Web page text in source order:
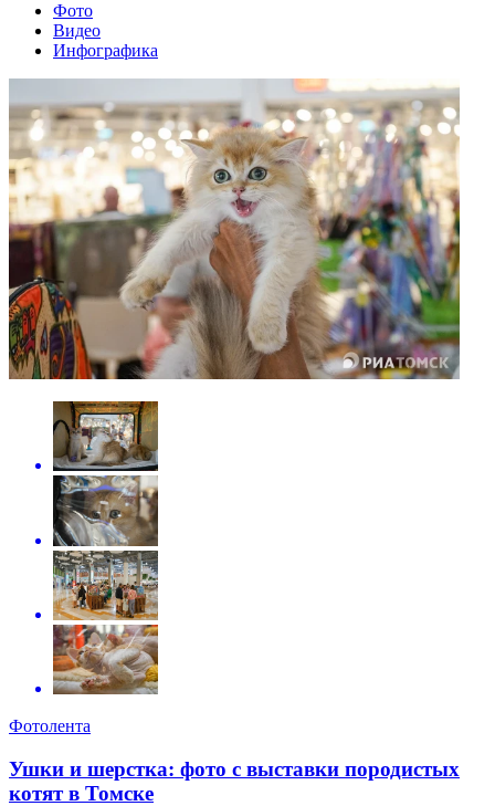
Фото
Видео
Инфографика
Фотолента
Ушки и шерстка: фото с выставки породистых
котят в Томске